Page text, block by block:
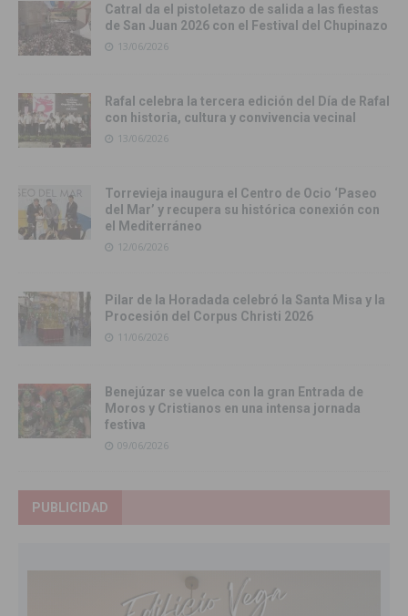
Catral da el pistoletazo de salida a las fiestas
de San Juan 2026 con el Festival del Chupinazo
13/06/2026
Rafal celebra la tercera edición del Día de Rafal
con historia, cultura y convivencia vecinal
13/06/2026
Torrevieja inaugura el Centro de Ocio ‘Paseo
del Mar’ y recupera su histórica conexión con
el Mediterráneo
12/06/2026
Pilar de la Horadada celebró la Santa Misa y la
Procesión del Corpus Christi 2026
11/06/2026
Benejúzar se vuelca con la gran Entrada de
Moros y Cristianos en una intensa jornada
festiva
09/06/2026
PUBLICIDAD